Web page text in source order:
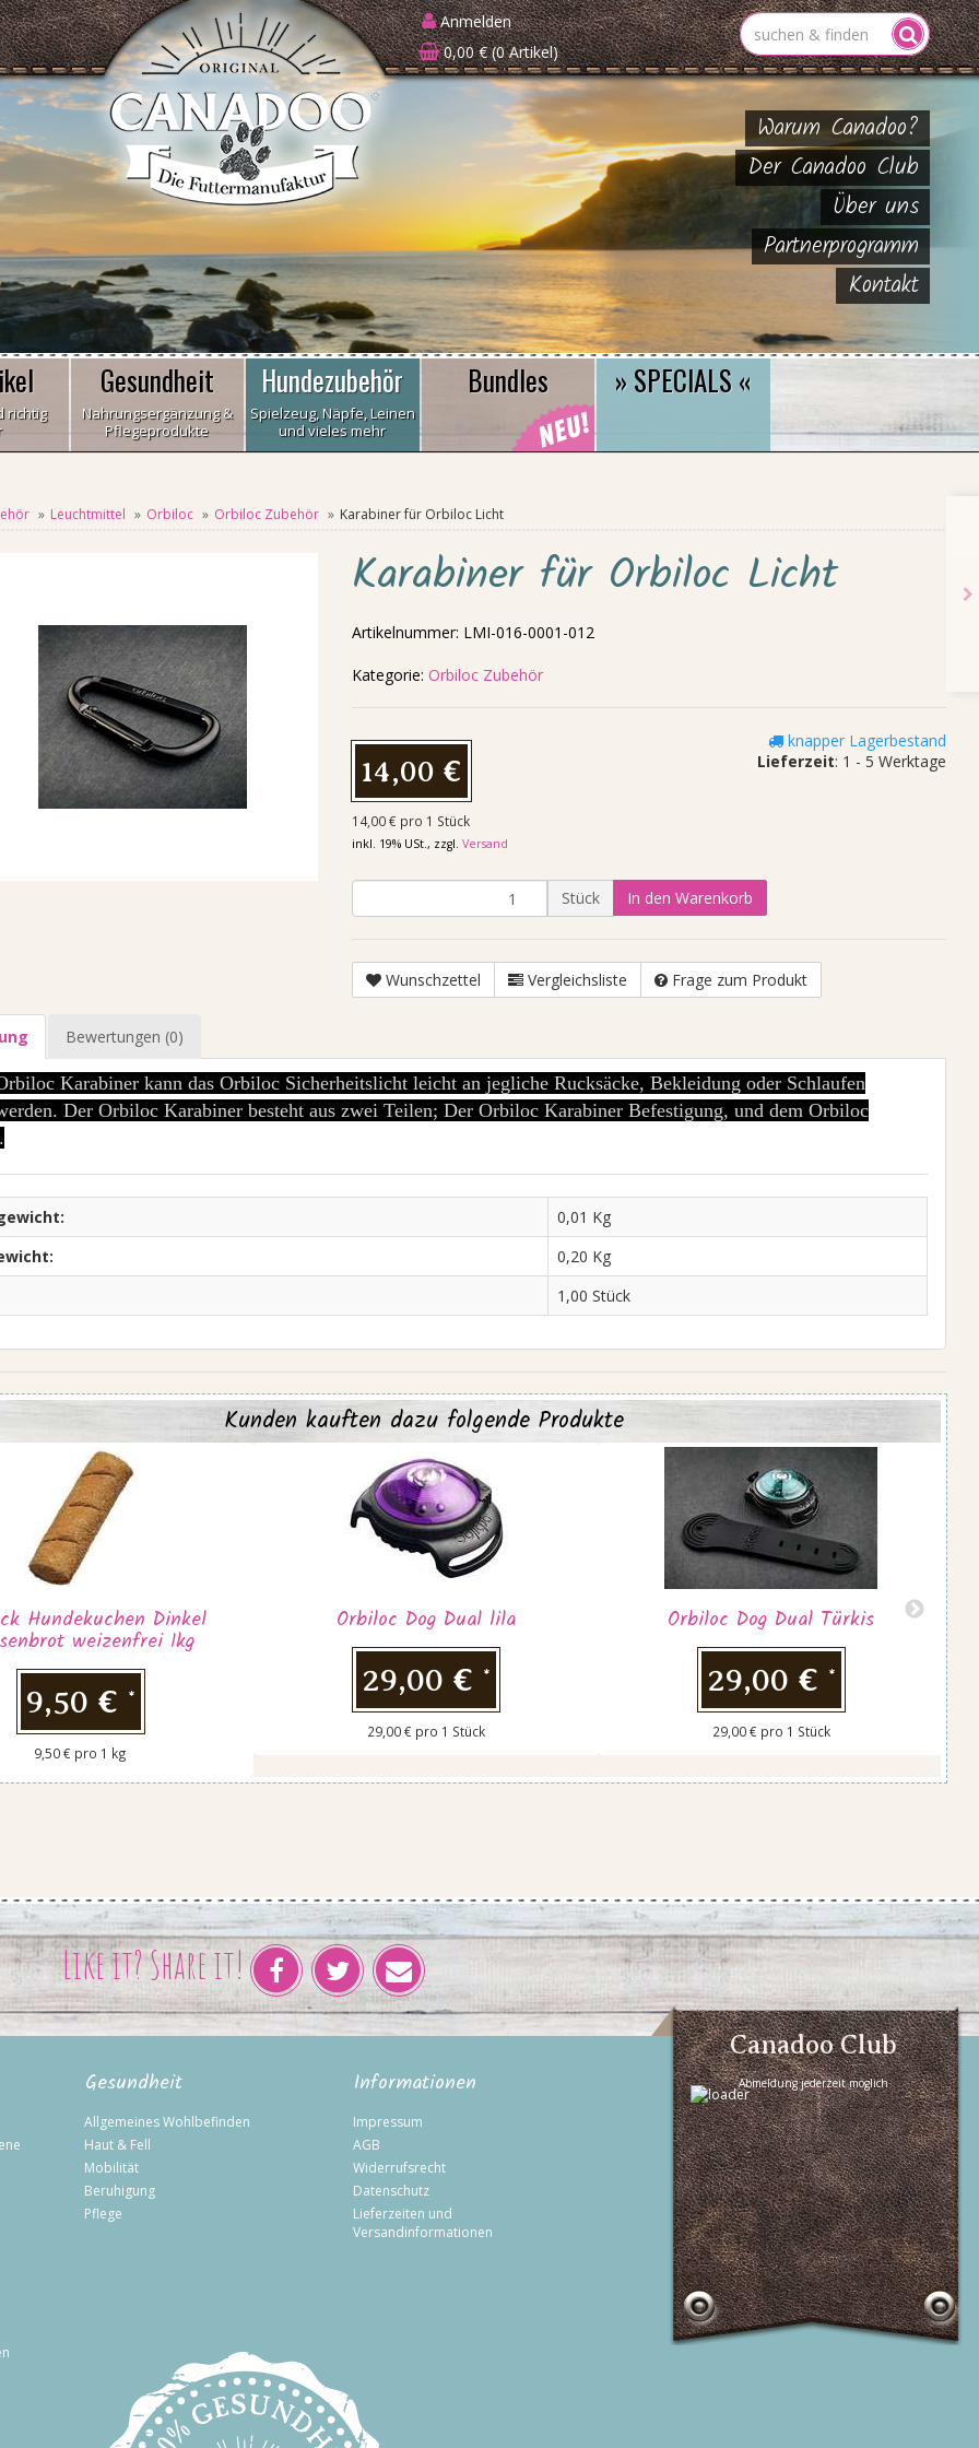
Anmelden
0,00 € (0 Artikel)
Warum Canadoo?
Der Canadoo Club
Über uns
Partnerprogramm
Kontakt
richtig
Gesundheit
Nahrungsergänzung &
Pflegeprodukte
Hundezubehör
Spielzeug, Näpfe, Leinen
und vieles mehr
Bundles » SPECIALS «
Leuchtmittel Orbiloc Orbiloc Zubehör Karabiner für Orbiloc Licht
Karabiner für Orbiloc Licht
Artikelnummer: LMI-016-0001-012
Kategorie:Orbiloc Zubehör
14,00 €
14,00 € pro 1 Stück
inkl. 19% USt., zzgl.Versand
knapper Lagerbestand
Lieferzeit: 1 - 5 Werktage
Stück In den Warenkorb
Wunschzettel Vergleichsliste Frage zum Produkt
Bewertungen (0)
Karabiner kann das Orbiloc Sicherheitslicht leicht an jegliche Rucksäcke, Bekleidung oder Schlaufen
Der Orbiloc Karabiner besteht aus zwei Teilen; Der Orbiloc Karabiner Befestigung, und dem Orbiloc
0,01 Kg
0,20 Kg
1,00 Stück
Kunden kauften dazu folgende Produkte
Hundekuchen Dinkel
weizenfrei 1kg
9,50 € *
9,50 € pro 1 kg
Orbiloc Dog Dual lila
29,00 € *
29,00 € pro 1 Stück
Orbiloc Dog Dual Türkis
29,00 € *
29,00 € pro 1 Stück
Anfrage
Schottisches premium Lachsöl
21,00 € *
42,00 € pro 1 l
Like it? Share it!
Gesundheit
Allgemeines Wohlbefinden
Haut & Fell
Mobilität
Beruhigung
Pflege
Informationen
Impressum
AGB
Widerrufsrecht
Datenschutz
Lieferzeiten und
Versandinformationen
Canadoo Club
Abmeldung jederzeit möglich